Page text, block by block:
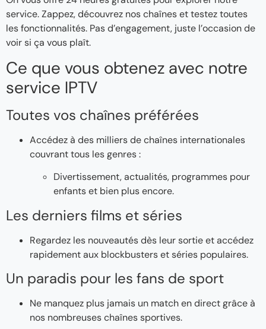
service. Zappez, découvrez nos chaînes et testez toutes
les fonctionnalités. Pas d’engagement, juste l’occasion de
voir si ça vous plaît.
Ce que vous obtenez avec notre
service IPTV
Toutes vos chaînes préférées
Accédez à des milliers de chaînes internationales
couvrant tous les genres :
Divertissement, actualités, programmes pour
enfants et bien plus encore.
Les derniers films et séries
Regardez les nouveautés dès leur sortie et accédez
rapidement aux blockbusters et séries populaires.
Un paradis pour les fans de sport
Ne manquez plus jamais un match en direct grâce à
nos nombreuses chaînes sportives.